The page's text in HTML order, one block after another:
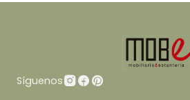
Síguenos